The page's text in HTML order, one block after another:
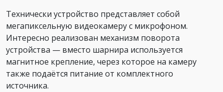
Технически устройство представляет собой
мегапиксельную видеокамеру с микрофоном.
Интересно реализован механизм поворота
устройства — вместо шарнира используется
магнитное крепление, через которое на камеру
также подаётся питание от комплектного
источника.